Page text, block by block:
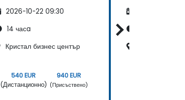
2026-10-22 09:30
14 часa
Кристал бизнес център
540 EUR
(Дистанционно)
940 EUR
(Присъствено)